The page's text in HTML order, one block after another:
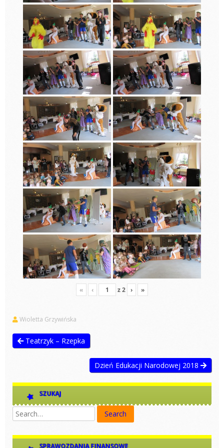
« ‹ z2 › »
Wioletta Grzywińska
Teatrzyk – Rzepka
Dzień Edukacji Narodowej 2018
SZUKAJ
SPRAWOZDANIA FINANSOWE